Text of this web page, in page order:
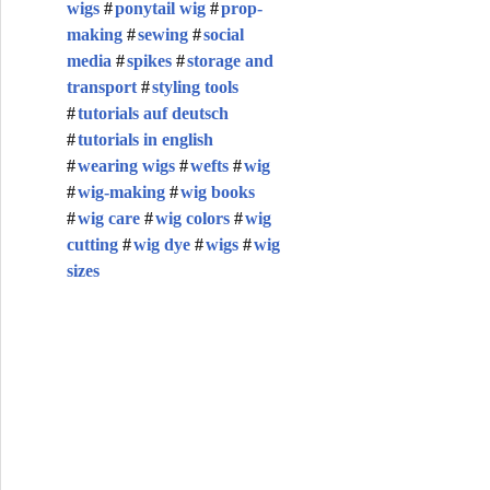
wigs ponytail wig
prop-
making
sewing
social
media
spikes
storage and
transport
styling tools
tutorials auf deutsch
tutorials in english
wearing wigs
wefts
wig
wig-making
wig books
wig care
wig colors
wig
cutting
wig dye wigs
wig
sizes